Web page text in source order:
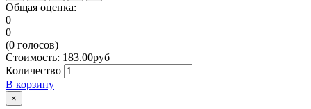
Общая оценка:
0
0
(0 голосов)
Стоимость: 183.00руб
Количество
В корзину
×